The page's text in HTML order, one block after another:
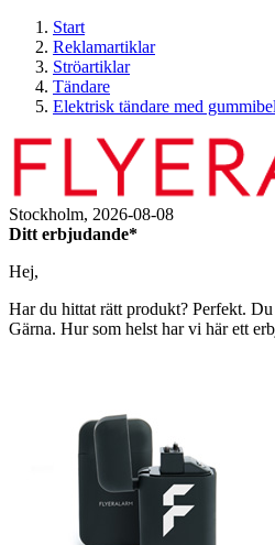
Start
Reklamartiklar
Ströartiklar
Tändare
Elektrisk tändare med
Stockholm, 2026-08-08
Ditt erbjudande*
Hej,
Har du hittat rätt produkt? Perfekt.
Gärna. Hur som helst har vi här ett